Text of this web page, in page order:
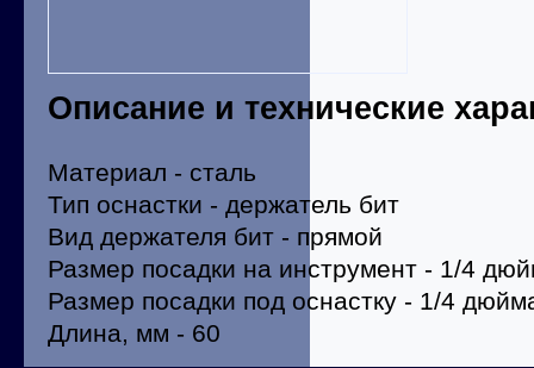
Описание и технические
Материал - сталь
Тип оснастки - держатель бит
Вид держателя бит - прямой
Размер посадки на инструмент - 1/4
Размер посадки под оснастку - 1/4
Длина, мм - 60